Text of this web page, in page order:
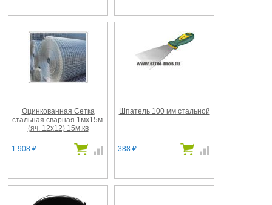
Оцинкованная Сетка
стальная сварная 1мх15м.
(яч. 12х12) 15м.кв
1 908 ₽
Шпатель 100 мм стальной
388 ₽